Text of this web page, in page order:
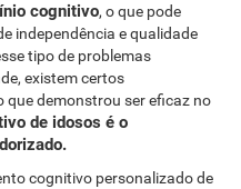
cognitivo, o que pode
independência e qualidade
tipo de problemas
existem certos
que demonstrou ser eficaz no
de idosos é o
cognitivo personalizado de